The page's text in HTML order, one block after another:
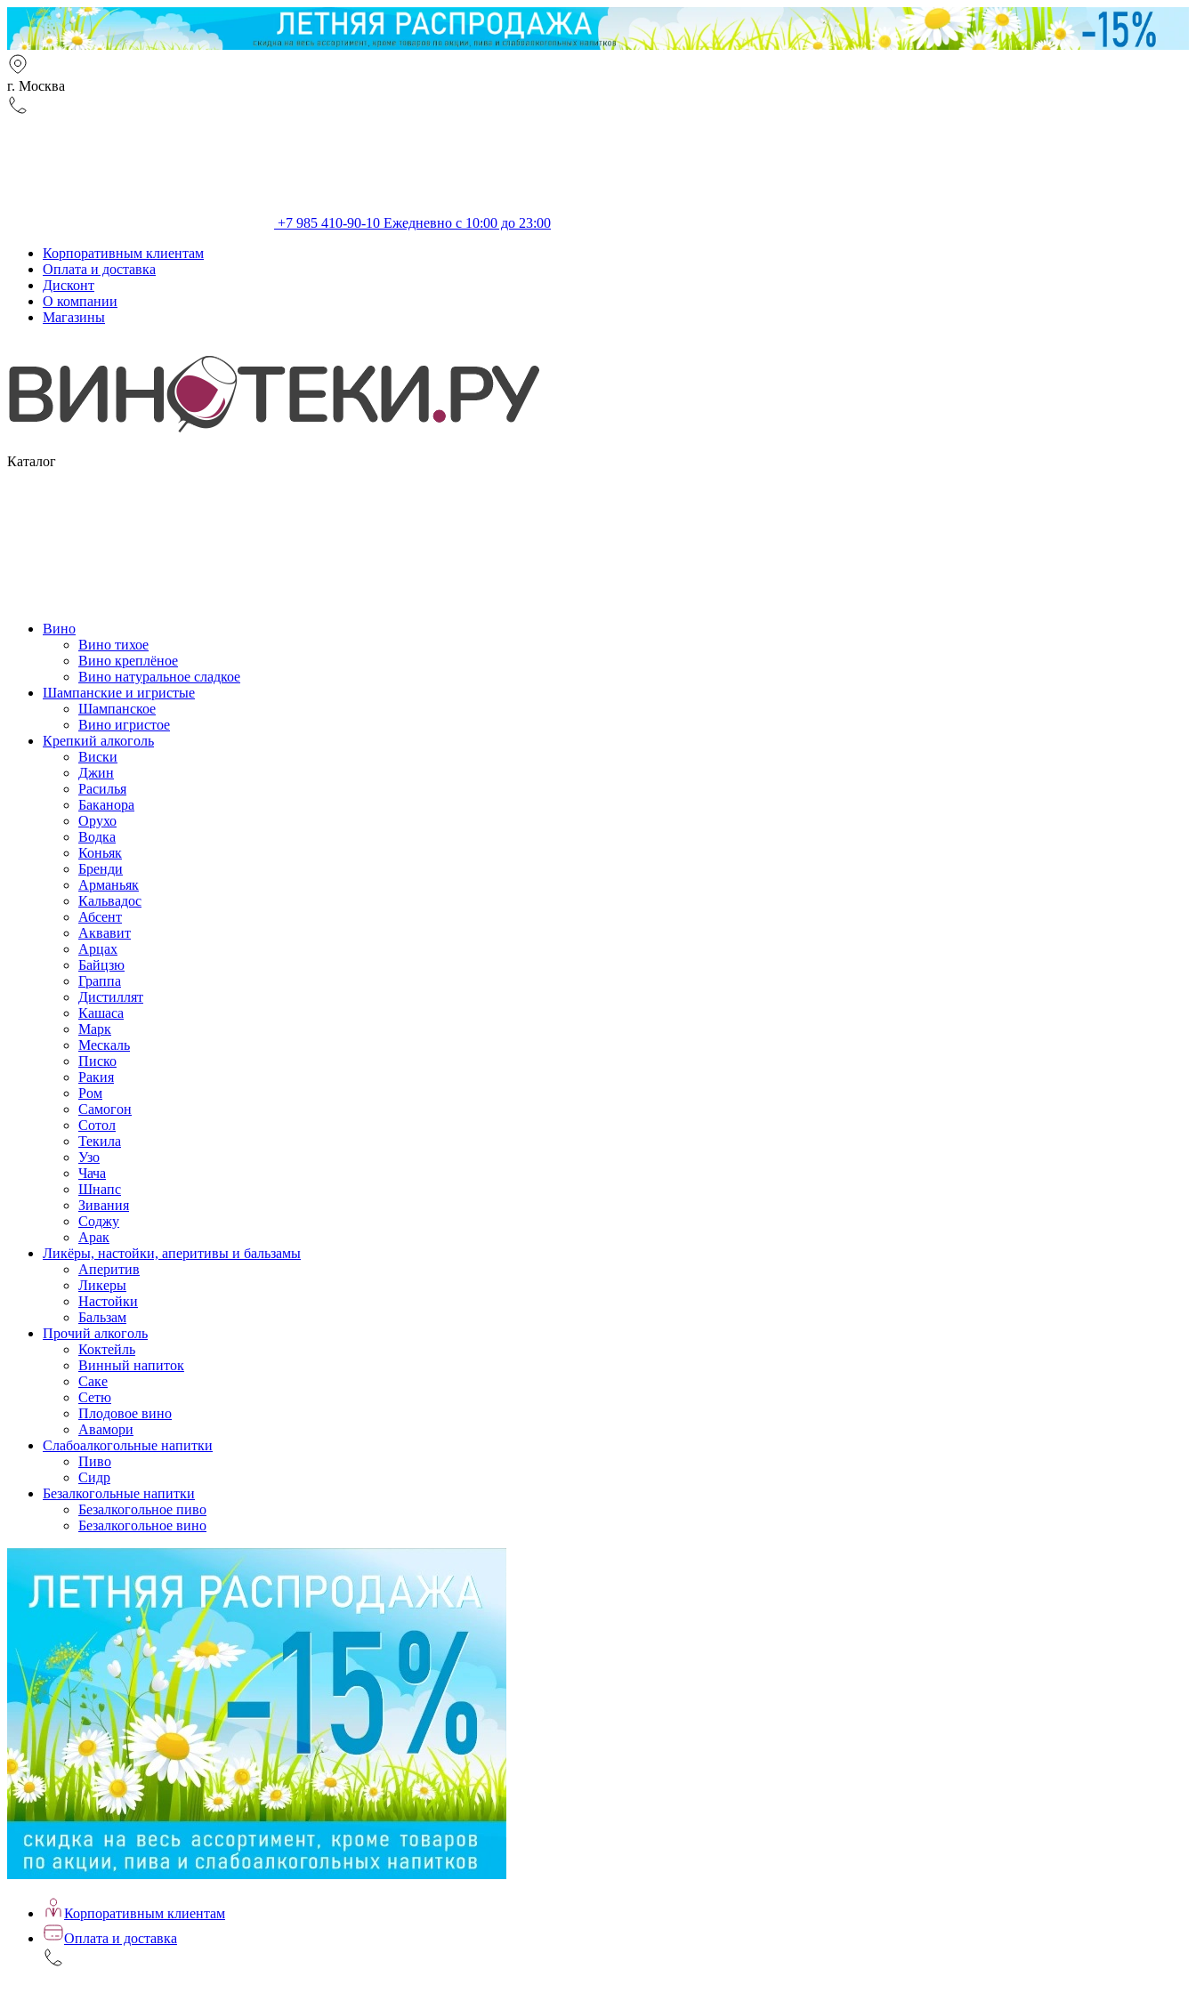
г. Москва
+7 985 410-90-10 Ежедневно с 10:00 до 23:00
Корпоративным клиентам
Оплата и доставка
Дисконт
О компании
Магазины
Каталог
Вино
Вино тихое
Вино креплёное
Вино натуральное сладкое
Шампанские и игристые
Шампанское
Вино игристое
Крепкий алкоголь
Виски
Джин
Расилья
Баканора
Орухо
Водка
Коньяк
Бренди
Арманьяк
Кальвадос
Абсент
Аквавит
Арцах
Байцзю
Граппа
Дистиллят
Кашаса
Марк
Мескаль
Писко
Ракия
Ром
Самогон
Сотол
Текила
Узо
Чача
Шнапс
Зивания
Соджу
Арак
Ликёры, настойки, аперитивы и бальзамы
Аперитив
Ликеры
Настойки
Бальзам
Прочий алкоголь
Коктейль
Винный напиток
Саке
Сетю
Плодовое вино
Авамори
Слабоалкогольные напитки
Пиво
Сидр
Безалкогольные напитки
Безалкогольное пиво
Безалкогольное вино
Корпоративным клиентам
Оплата и доставка